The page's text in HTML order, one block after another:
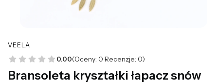
VEELA
0.00(Oceny: 0 Recenzje: 0)
Bransoleta kryształki łapacz snów